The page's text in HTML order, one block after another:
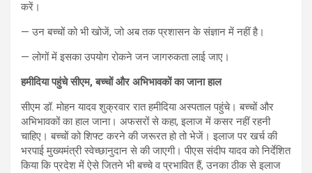
करें।
— उन बच्चों को भी खोजें, जो अब तक प्रशासन के संज्ञान में नहीं है।
— लोगों में इसका उपयोग रोकने जन जागरुकता लाई जाए।
हमीदिया पहुंचे सीएम, बच्चों और अभिभावकों का जाना हाल
सीएम डॉ. मोहन यादव शुक्रवार रात हमीदिया अस्पताल पहुंचे। बच्चों और
अभिभावकों का हाल जाना। अफसरों से कहा, इलाज में कसर नहीं रहनी
चाहिए। बच्चों को शिफ्ट करने की जरूरत हो तो भेजें। इलाज पर खर्च की
भरपाई मुख्यमंत्री स्वेच्छानुदान से की जाएगी। पीएस संदीप यादव को निर्देशित
किया कि प्रदेश में ऐसे जितने भी बच्चे व प्रभावित हैं, उनका ठीक से इलाज